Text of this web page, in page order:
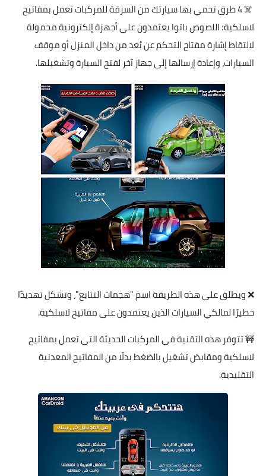
☠️ 4 طرق تحمي بها سيارتك من السرقة للمركبات تعمل بمفاتيح
لاسلكية؛ اللصوص باتوا يعتمدون على أجهزة إلكترونية محمولة
لالتقاط إشارة مفتاح التحكم عن بُعد من داخل المنزل أو موقف
السيارات، وإعادة إرسالها إلى جهاز آخر لفتح السيارة وتشغيلها.
❌️ ويطلق على هذه الطريقة اسم "هجمات التتابع"، وتشكل تهديدًا
خطيرًا لمالكي السيارات الذين يعتمدون على مفاتيح لاسلكية.
🚧 تتوفر هذه التقنية في المركبات الحديثة التي تعمل بمفاتيح
لاسلكية ومقابض تشغيل بالضغط بدلًا من المفاتيح المعدنية
التقليدية.